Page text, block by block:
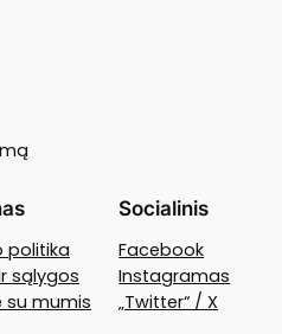
politika
sąlygos
su mumis
Socialinis
Facebook
Instagramas
„Twitter“ / X